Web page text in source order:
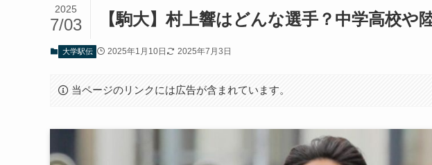
【駒大】村上響はどんな選手？中学高校や
2025
7/03
大学駅伝 2025年1月10日 2025年7月3日
当ページのリンクには広告が含まれています。